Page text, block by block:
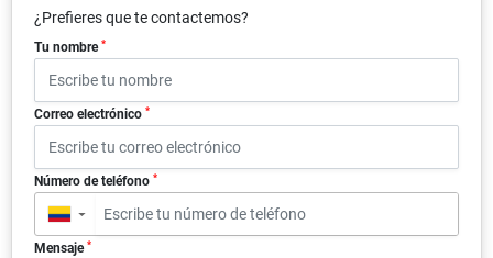
¿Prefieres que te contactemos?
Tu nombre *
Correo electrónico *
Número de teléfono *
▼
Mensaje *